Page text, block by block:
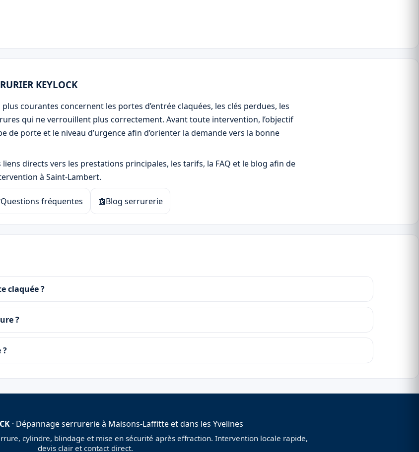
KEYLOCK
courantes concernent les portes d’entrée claquées, les clés perdues, les
qui ne verrouillent plus correctement. Avant toute intervention, l’objectif
de porte et le niveau d’urgence afin d’orienter la demande vers la bonne
directs vers les prestations principales, les tarifs, la FAQ et le blog afin de
à Saint-Lambert.
Questions fréquentes 📰Blog serrurerie
claquée ?
?
?
· Dépannage serrurerie à Maisons-Laffitte et dans les Yvelines
cylindre, blindage et mise en sécurité après effraction. Intervention locale rapide,
devis clair et contact direct.